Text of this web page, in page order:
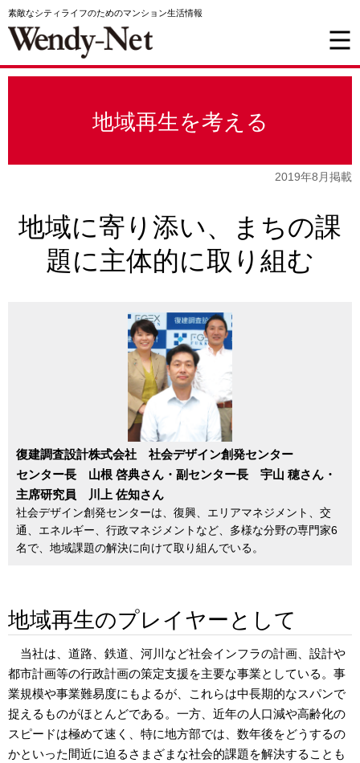
素敵なシティライフのためのマンション生活情報
地域再生を考える
2019年8月掲載
地域に寄り添い、まちの課
題に主体的に取り組む
復建調査設計株式会社 社会デザイン創発センター
センター長 山根 啓典さん・副センター長 宇山 穂さん・
主席研究員 川上 佐知さん
社会デザイン創発センターは、復興、エリアマネジメント、交
通、エネルギー、行政マネジメントなど、多様な分野の専門家6
名で、地域課題の解決に向けて取り組んでいる。
地域再生のプレイヤーとして
当社は、道路、鉄道、河川など社会インフラの計画、設計や
都市計画等の行政計画の策定支援を主要な事業としている。事
業規模や事業難易度にもよるが、これらは中長期的なスパンで
捉えるものがほとんどである。一方、近年の人口減や高齢化の
スピードは極めて速く、特に地方部では、数年後をどうするの
かといった間近に迫るさまざまな社会的課題を解決することも